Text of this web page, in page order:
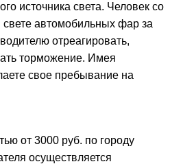
источника света. Человек со
автомобильных фар за
отреагировать,
торможение. Имея
свое пребывание на
от 3000 руб. по городу
осуществляется